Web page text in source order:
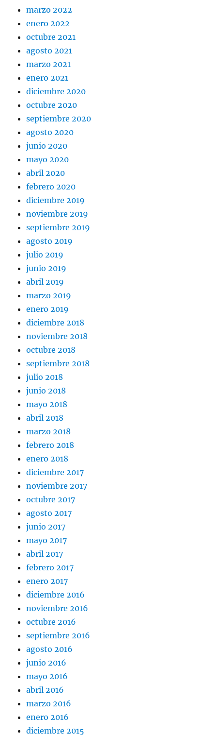
marzo 2022
enero 2022
octubre 2021
agosto 2021
marzo 2021
enero 2021
diciembre 2020
octubre 2020
septiembre 2020
agosto 2020
junio 2020
mayo 2020
abril 2020
febrero 2020
diciembre 2019
noviembre 2019
septiembre 2019
agosto 2019
julio 2019
junio 2019
abril 2019
marzo 2019
enero 2019
diciembre 2018
noviembre 2018
octubre 2018
septiembre 2018
julio 2018
junio 2018
mayo 2018
abril 2018
marzo 2018
febrero 2018
enero 2018
diciembre 2017
noviembre 2017
octubre 2017
agosto 2017
junio 2017
mayo 2017
abril 2017
febrero 2017
enero 2017
diciembre 2016
noviembre 2016
octubre 2016
septiembre 2016
agosto 2016
junio 2016
mayo 2016
abril 2016
marzo 2016
enero 2016
diciembre 2015